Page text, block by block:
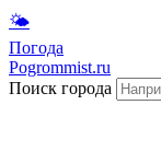
🌤
Погода
Pogrommist.ru
Поиск города